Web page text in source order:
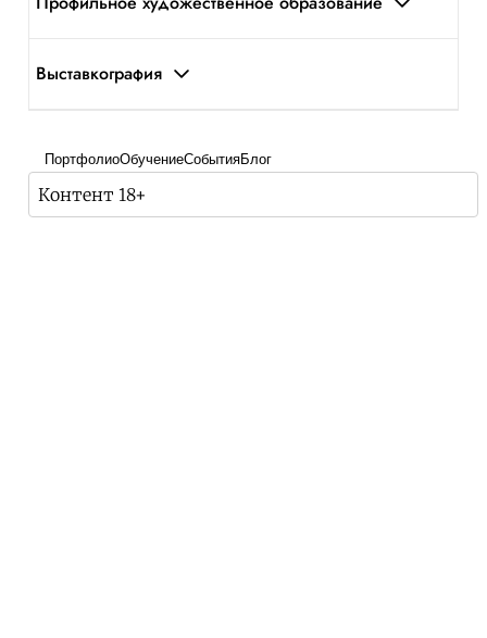
Выставкография
ПортфолиоОбучениеСобытияБлог
Контент 18+